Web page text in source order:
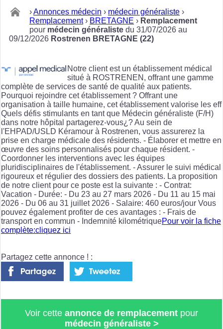
›Annonces médecin › médecin généraliste ›
Remplacement › BRETAGNE › Remplacement
pour médecin généraliste du 31/07/2026 au
09/12/2026 Rostrenen BRETAGNE (22)
Notre client est un établissement médical
situé à ROSTRENEN, offrant une gamme
complète de services de santé de qualité aux patients.
Pourquoi rejoindre cet établissement ? Offrant une
organisation à taille humaine, cet établissement valorise les eff
Quels défis stimulants en tant que Médecin généraliste (F/H)
dans notre hôpital partagerez-vous¿? Au sein de
l'EHPAD/USLD Kéramour à Rostrenen, vous assurerez la
prise en charge médicale des résidents. - Élaborer et mettre en
œuvre des soins personnalisés pour chaque résident. -
Coordonner les interventions avec les équipes
pluridisciplinaires de l'établissement. - Assurer le suivi médical
rigoureux et régulier des dossiers des patients. La proposition
de notre client pour ce poste est la suivante : - Contrat:
Vacation - Durée: - Du 23 au 27 mars 2026 - Du 11 au 15 mai
2026 - Du 06 au 31 juillet 2026 - Salaire: 460 euros/jour Vous
pouvez également profiter de ces avantages : - Frais de
transport en commun - Indemnité kilométriquePour voir la fiche
complète:cliquez ici
Partagez cette annonce ! :
Voir cette annonce de remplacement pour
médecin généraliste>